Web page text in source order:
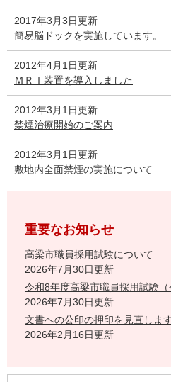
2017年3月3日更新
簡易脳ドックを実施しています。
2012年4月1日更新
ＭＲＩ装置を導入しました
2012年3月1日更新
禁煙治療開始のご案内
2012年3月1日更新
敷地内全面禁煙の実施について
重要なお知らせ
高梁市職員採用試験について
2026年7月30日更新
令和8年度高梁市職員採用試験（
2026年7月30日更新
文書への公印の押印を見直しま
2026年2月16日更新